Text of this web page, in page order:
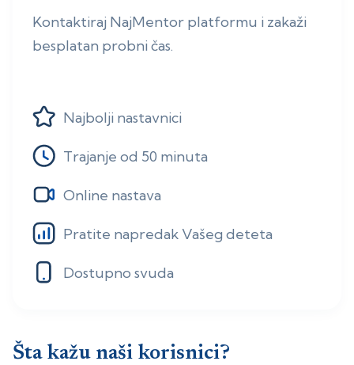
Kontaktiraj NajMentor platformu i zakaži
besplatan probni čas.
Najbolji nastavnici
Trajanje od 50 minuta
Online nastava
Pratite napredak Vašeg deteta
Dostupno svuda
Šta kažu naši korisnici?